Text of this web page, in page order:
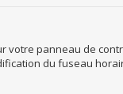
votre panneau de
du fuseau